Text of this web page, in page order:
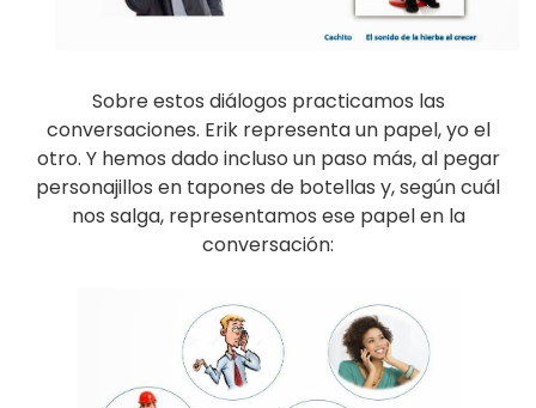
Sobre estos diálogos practicamos las
conversaciones. Erik representa un papel, yo el
otro. Y hemos dado incluso un paso más, al pegar
personajillos en tapones de botellas y, según cuál
nos salga, representamos ese papel en la
conversación: